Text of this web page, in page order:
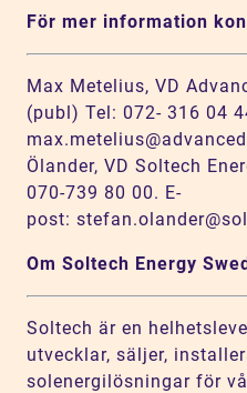
För mer information
Max Metelius, VD
(publ) Tel: 072- 316 04
Ölander, VD Soltech
070-739 80 00. E-
post:
Om Soltech Energy
Soltech är en
utvecklar, säljer,
solenergilösningar för